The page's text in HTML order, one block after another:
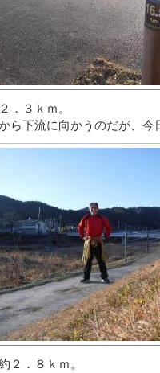
．３ｋｍ。
ら下流に向かうのだが、今
２．８ｋｍ。